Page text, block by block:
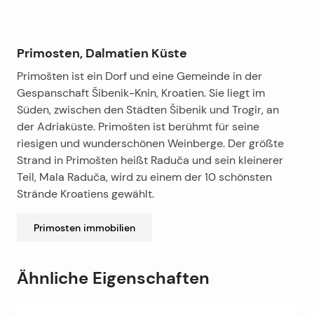
einem Esszimmer mit Zugang zur Loggia und zum
Garten.
Preis: 483 800 EUR
Erster Stock
-Wohnung S3, ERSTER STOCK- 81,05 m² – Besteht
aus einer Eingangshalle, 2 Schlafzimmern, 2
Badezimmern, einem Wohnzimmer mit Küche und
einem Esszimmer mit Zugang zu einer großen Loggia.
Preis: 437 670 EUR
Schlafzimmern, 2 Badezimmern, einem Wohnzimmer
großen Loggia.
Preis: 471 420 EUR
-Wohnung S5, ERSTER STOCK- 73,05 m²
Primosten, Dalmatien Küste
Primošten ist ein Dorf und eine Gemeinde in der
Gespanschaft Šibenik-Knin, Kroatien. Sie liegt im
Süden, zwischen den Städten Šibenik und Trogir, an
der Adriaküste. Primošten ist berühmt für seine
riesigen und wunderschönen Weinberge. Der größte
Strand in Primošten heißt Raduča und sein kleinerer
Teil, Mala Raduča, wird zu einem der 10 schönsten
Strände Kroatiens gewählt.
Primosten immobilien
Ähnliche Eigenschaften